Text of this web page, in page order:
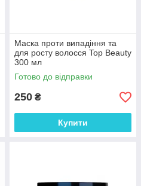
Маска проти випадіння та
для росту волосся Top Beauty
300 мл
Готово до відправки
250 ₴
Купити